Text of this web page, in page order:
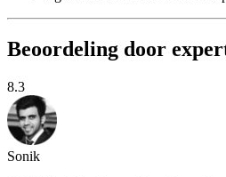
Beoordeling door
8.3
Sonik